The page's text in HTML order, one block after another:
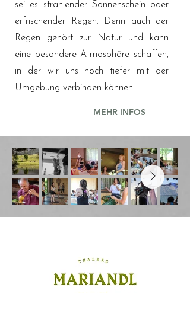
sei es strahlender Sonnenschein oder
erfrischender Regen. Denn auch der
Regen gehört zur Natur und kann
eine besondere Atmosphäre schaffen,
in der wir uns noch tiefer mit der
Umgebung verbinden können.
MEHR INFOS